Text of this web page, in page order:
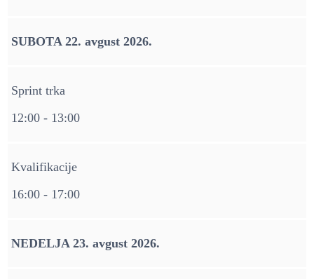
SUBOTA 22. avgust 2026.
Sprint trka
12:00 - 13:00
Kvalifikacije
16:00 - 17:00
NEDELJA 23. avgust 2026.